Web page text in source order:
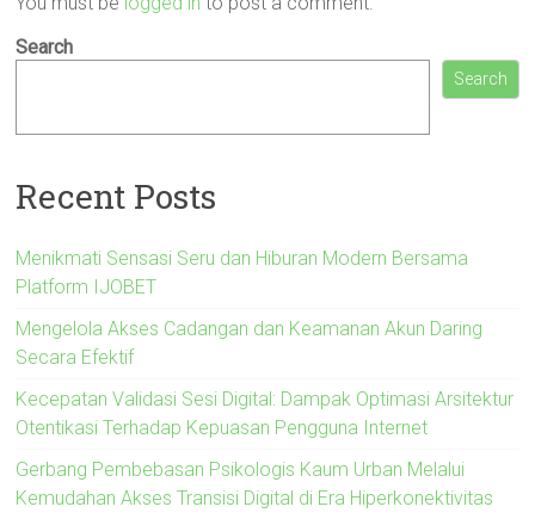
Search
Search
Recent Posts
Menikmati Sensasi Seru dan Hiburan Modern Bersama
Platform IJOBET
Mengelola Akses Cadangan dan Keamanan Akun Daring
Secara Efektif
Kecepatan Validasi Sesi Digital: Dampak Optimasi Arsitektur
Otentikasi Terhadap Kepuasan Pengguna Internet
Gerbang Pembebasan Psikologis Kaum Urban Melalui
Kemudahan Akses Transisi Digital di Era Hiperkonektivitas